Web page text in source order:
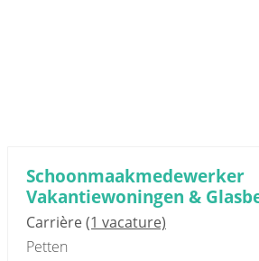
Schoonmaakmedewerker
Vakantiewoningen &
Carrière(1 vacature)
Petten